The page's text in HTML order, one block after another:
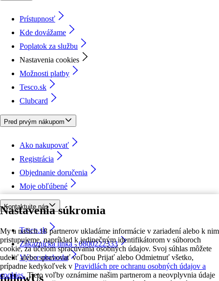
Nastavenia súkromia
My a našich 18 partnerov ukladáme informácie v zariadení alebo k nim
pristupujeme, napríklad k jedinečným identifikátorom v súboroch
cookie, za účelom spracúvania osobných údajov. Svoj súhlas môžete
udeliť alebo spravovať voľbou Prijať alebo Odmietnuť všetko,
prípadne kedykoľvek v Pravidlách pre ochranu osobných údajov a
cookies. Tieto voľby oznámime našim partnerom a neovplyvnia údaje
Prístupnosť
Kde dovážame
Poplatok za službu
Nastavenia cookies
Možnosti platby
Tesco.sk
Clubcard
Pred prvým nákupom
Ako nakupovať
Registrácia
Objednanie doručenia
Moje obľúbené
Kontaktujte nás
Tesco.sk
Zákaznícka linka - 0800222333
Výber obchodu
followUs